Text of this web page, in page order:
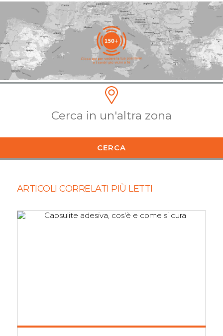
CERCA
ARTICOLI CORRELATI PIÙ LETTI